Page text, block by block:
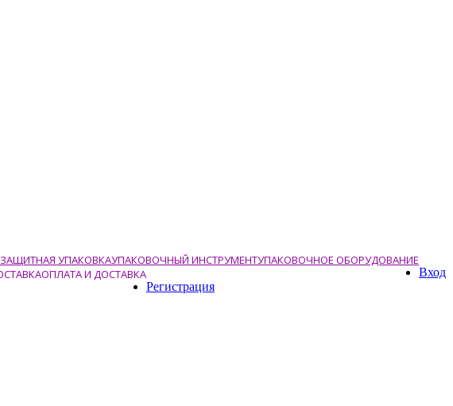
ЗАЩИТНАЯ УПАКОВКАУПАКОВОЧНЫЙ ИНСТРУМЕНТУПАКОВОЧНОЕ ОБОРУДОВАНИЕ
ОПЛАТА И ДОСТАВКА
Вход
Регистрация